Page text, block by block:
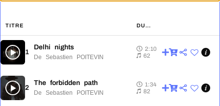
TITRE DURÉE
1
Delhi nights
De Sebastien POITEVIN
2:10
2:10
62
2
The forbidden path
De Sebastien POITEVIN
1:34
1:34
82